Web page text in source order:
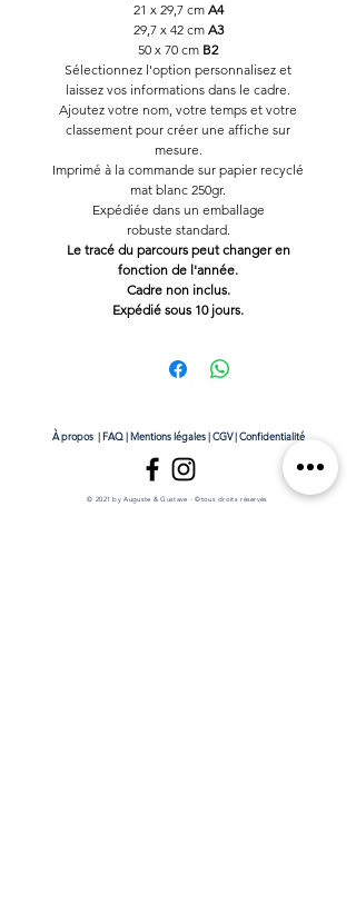
21 x 29,7 cm A4
29,7 x 42 cm A3
50 x 70 cm B2
Sélectionnez l'option personnalisez et
laissez vos informations dans le cadre.
Ajoutez votre nom, votre temps et votre
classement pour créer une affiche sur
mesure.
Imprimé à la commande sur papier recyclé
mat blanc 250gr.
Expédiée dans un emballage
robuste standard.
Le tracé du parcours peut changer en
fonction de l'année.
Cadre non inclus.
Expédié sous 10 jours.
À propos| FAQ|Mentions légales|CGV|Confidentialité
© 2021 by Auguste & Gustave - ©tous droits réservés